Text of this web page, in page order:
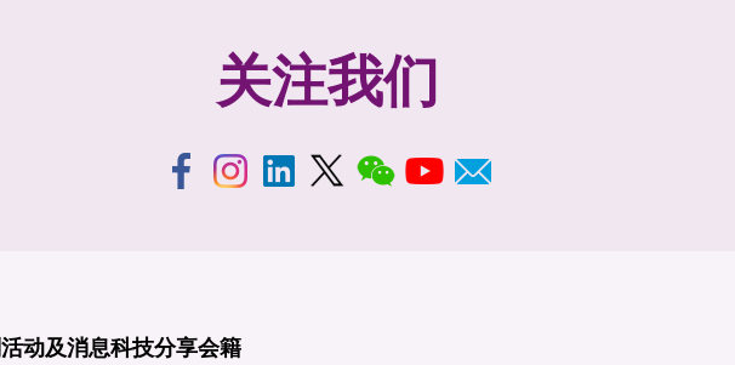
关注我们
活动及消息科技分享会籍